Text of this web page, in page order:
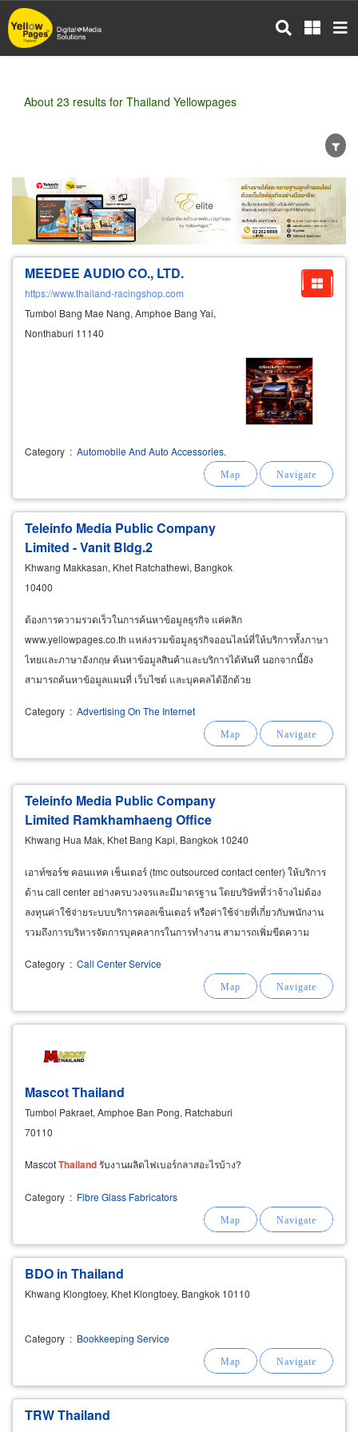
Skip
to
main
About 23 results for Thailand Yellowpages
Wholesale Retail Manufacturer
Dealer
Exporter/Importer
Service Business
MEEDEE AUDIO CO., LTD.
https://www.thailand-racingshop.com
Tumbol Bang Mae Nang, Amphoe Bang Yai,
Nonthaburi 11140
Category : Automobile And Auto Accessories.
Teleinfo Media Public Company
Limited - Vanit Bldg.2
Khwang Makkasan, Khet Ratchathewi, Bangkok
10400
ต้องการความรวดเร็วในการค้นหาข้อมูลธุรกิจ แค่คลิก
www.yellowpages.co.th แหล่งรวมข้อมูลธุรกิจออนไลน์ที่ให้บริการทั้งภาษา
ไทยและภาษาอังกฤษ ค้นหาข้อมูลสินค้าและบริการได้ทันที นอกจากนี้ยัง
สามารถค้นหาข้อมูลแผนที่ เว็บไซต์ และบุคคลได้อีกด้วย
Category : Advertising On The Internet
Teleinfo Media Public Company
Limited Ramkhamhaeng Office
Khwang Hua Mak, Khet Bang Kapi, Bangkok 10240
เอาท์ซอร์ช คอนแทค เช็นเตอร์ (tmc outsourced contact center) ให้บริการ
ด้าน call center อย่างครบวงจรและมีมาตรฐาน โดยบริษัทที่ว่าจ้างไม่ต้อง
ลงทุนค่าใช้จ่ายระบบบริการคอลเซ็นเตอร์ หรือค่าใช้จ่ายที่เกี่ยวกับพนักงาน
รวมถึงการบริหารจัดการบุคคลากรในการทำงาน สามารถเพิ่มขีดความ
Category : Call Center Service
Mascot Thailand
Tumbol Pakraet, Amphoe Ban Pong, Ratchaburi
70110
MascotThailand รับงานผลิตไฟเบอร์กลาสอะไรบ้าง?
Category : Fibre Glass Fabricators
BDO in Thailand
Khwang Klongtoey, Khet Klongtoey, Bangkok 10110
Category : Bookkeeping Service
TRW Thailand